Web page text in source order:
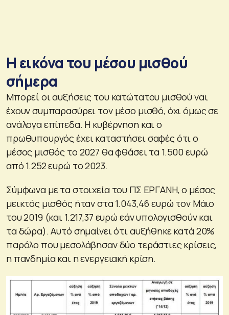
Η εικόνα του μέσου μισθού
σήμερα
Μπορεί οι αυξήσεις του κατώτατου μισθού ναι
έχουν συμπαρασύρει τον μέσο μισθό, όχι όμως σε
ανάλογα επίπεδα. Η κυβέρνηση και ο
πρωθυπουργός έχει καταστήσει σαφές ότι ο
μέσος μισθός το 2027 θα φθάσει τα 1.500 ευρώ
από 1.252 ευρώ το 2023.
Σύμφωνα με τα στοιχεία του ΠΣ ΕΡΓΑΝΗ, ο μέσος
μεικτός μισθός ήταν στα 1.043,46 ευρώ τον Μάιο
του 2019 (και 1.217,37 ευρώ εάν υπολογισθούν και
τα δώρα). Αυτό σημαίνει ότι αυξήθηκε κατά 20%
παρόλο που μεσολάβησαν δύο τεράστιες κρίσεις,
η πανδημία και η ενεργειακή κρίση.